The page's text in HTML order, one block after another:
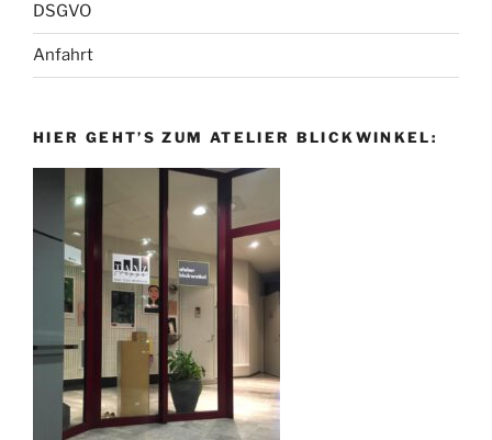
DSGVO
Anfahrt
HIER GEHT’S ZUM ATELIER BLICKWINKEL: